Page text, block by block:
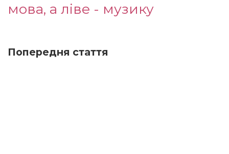
мова, а ліве - музику
Попередня стаття